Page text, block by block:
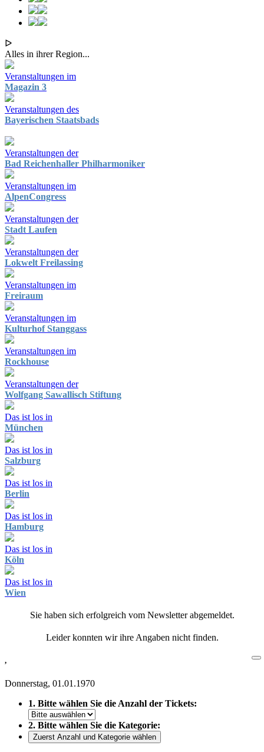
ᐅ
Alles in ihrer Region...
Veranstaltungen im
Magazin 3
Veranstaltungen des
Bayerischen Staatsbads
Veranstaltungen der
Bad Reichenhaller Philharmoniker
Veranstaltungen im
AlpenCongress
Veranstaltungen der
Stadt Laufen
Veranstaltungen der
Lokwelt Freilassing
Veranstaltungen im
Freiraum
Veranstaltungen im
Kulturhof Stanggass
Veranstaltungen im
Rockhouse
Veranstaltungen der
Wolfgang Sawallisch Stiftung
Das ist los in
München
Das ist los in
Salzburg
Das ist los in
Berlin
Das ist los in
Hamburg
Das ist los in
Köln
Das ist los in
Wien
Sie haben sich erfolgreich vom Newsletter abgemeldet.
Leider konnten wir ihre Angaben nicht finden.
,
Donnerstag, 01.01.1970
1. Bitte wählen Sie die Anzahl der Tickets:
2. Bitte wählen Sie die Kategorie:
Zuerst Anzahl und Kategorie wählen